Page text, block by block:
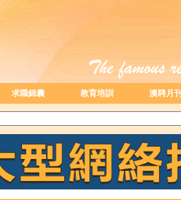
求職錦囊 教育培訓 澳聘月刊